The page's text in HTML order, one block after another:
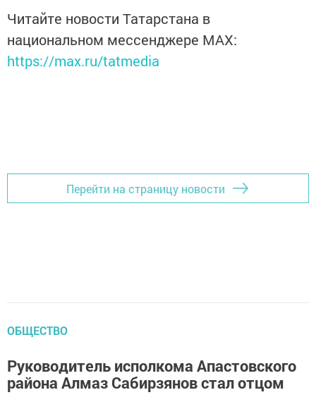
Читайте новости Татарстана в
национальном мессенджере MАХ:
https://max.ru/tatmedia
Перейти на страницу новости
ОБЩЕСТВО
Руководитель исполкома Апастовского
района Алмаз Сабирзянов стал отцом